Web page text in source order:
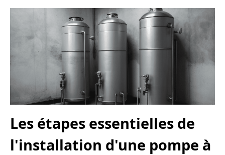
Les étapes essentielles de
l'installation d'une pompe à